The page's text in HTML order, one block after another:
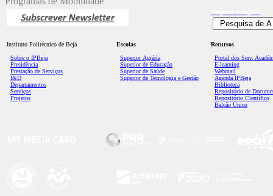
Instituto Politécnico de Beja
Sobre o IPBeja
Presidência
Prestação de Serviços
I&D
Departamentos
Serviços
Projetos
Escolas
Superior Agrária
Superior de Educação
Superior de Saúde
Superior de Tecnologia e Gestão
Recursos
Portal dos Serv.
E-learning
Webmail
Agenda IPBeja
Biblioteca
Repositório de
Repositório Científico
Balcão Único